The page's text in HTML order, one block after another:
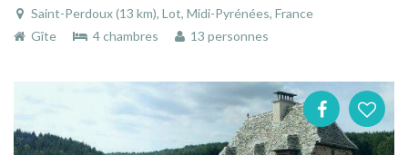
Saint-Perdoux (13 km), Lot, Midi-Pyrénées, France
Gîte
4 chambres 13 personnes